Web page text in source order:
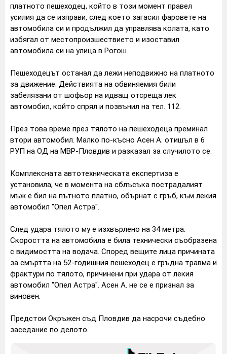
платното пешеходец, който в този момент правел
усилия да се изправи, след което загасил фаровете на
автомобила си и продължил да управлява колата, като
избягал от местопроизшествието и изоставил
автомобила си на улица в Рогош.
Пешеходецът останал да лежи неподвижно на платното
за движение. Действията на обвиняемия били
забелязани от шофьор на идващ отсреща лек
автомобил, който спрял и позвънил на тел. 112.
През това време през тялото на пешеходеца преминал
втори автомобил. Малко по-късно Асен А. отишъл в 6
РУП на ОД на МВР-Пловдив и разказал за случилото се.
Комплексната автотехническата експертиза е
установила, че в момента на сблъсъка пострадалият
мъж е бил на пътното платно, обърнат с гръб, към лекия
автомобил "Опел Астра".
След удара тялото му е изхвърлено на 34 метра.
Скоростта на автомобила е била технически съобразена
с видимостта на водача. Според вещите лица причината
за смъртта на 52-годишния пешеходец е гръдна травма и
фрактури по тялото, причинени при удара от лекия
автомобил "Опел Астра". Асен А. не се е признал за
виновен.
Предстои Окръжен съд Пловдив да насрочи съдебно
заседание по делото.